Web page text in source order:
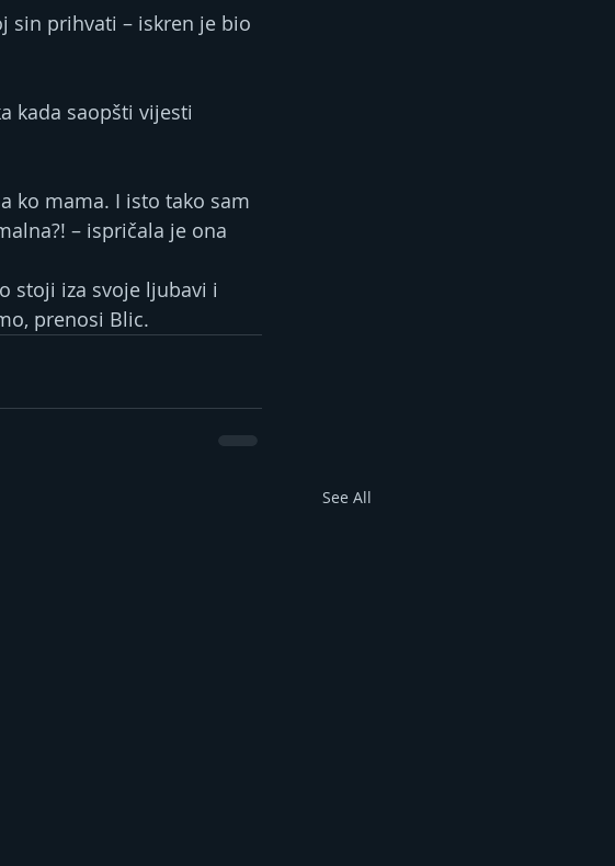
sin prihvati – iskren je bio
kada saopšti vijesti
ko mama. I isto tako sam
– ispričala je ona
stoji iza svoje ljubavi i
prenosi Blic.
See All